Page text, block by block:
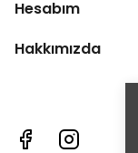
Hesabım
Hakkımızda